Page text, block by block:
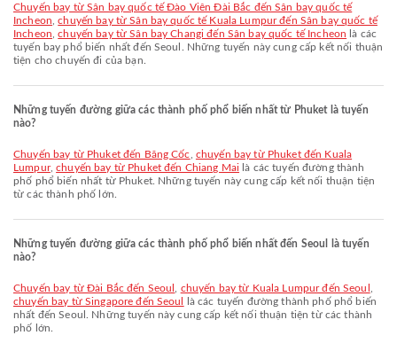
chuyến bay từ Sân bay quốc tế Đào Viên Đài Bắc đến Sân bay quốc tế
Incheon ,chuyến bay từ Sân bay quốc tế Kuala Lumpur đến Sân bay quốc tế
Incheon ,chuyến bay từ Sân bay Changi đến Sân bay quốc tế Incheon là các
tuyến bay phổ biến nhất đến Seoul. Những tuyến này cung cấp kết nối thuận
tiện cho chuyến đi của bạn.
Những tuyến đường giữa các thành phố phổ biến nhất từ Phuket là tuyến
nào?
chuyến bay từ Phuket đến Băng Cốc
chuyến bay từ Phuket đến Kuala
Lumpur,chuyến bay từ Phuket đến Chiang Mai là các tuyến đường thành
phố phổ biến nhất từ Phuket. Những tuyến này cung cấp kết nối thuận tiện
từ các thành phố lớn.
Những tuyến đường giữa các thành phố phổ biến nhất đến Seoul là tuyến
nào?
chuyến bay từ Đài Bắc đến Seoul chuyến bay từ Kuala Lumpur đến Seoul
chuyến bay từ Singapore đến Seoul
là các tuyến đường thành phố phổ biến
nhất đến Seoul. Những tuyến này cung cấp kết nối thuận tiện từ các thành
phố lớn.